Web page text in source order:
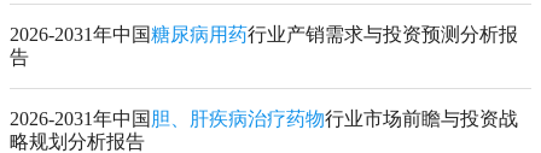
2026-2031年中国糖尿病用药行业产销需求与投资预测分析报
告
2026-2031年中国 胆、肝疾病治疗药物行业市场前瞻与投资战
略规划分析报告